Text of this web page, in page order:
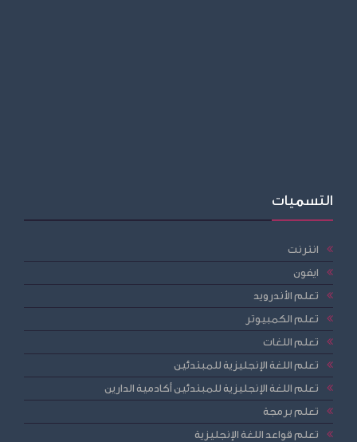
التسميات
انترنت
ايفون
تعلم الأندرويد
تعلم الكمبيوتر
تعلم اللغات
تعلم اللغة الإنجليزية للمبتدئين
تعلم اللغة الإنجليزية للمبتدئين أكادمية الدارين
تعلم برمجة
تعلم قواعد اللغة الإنجليزية